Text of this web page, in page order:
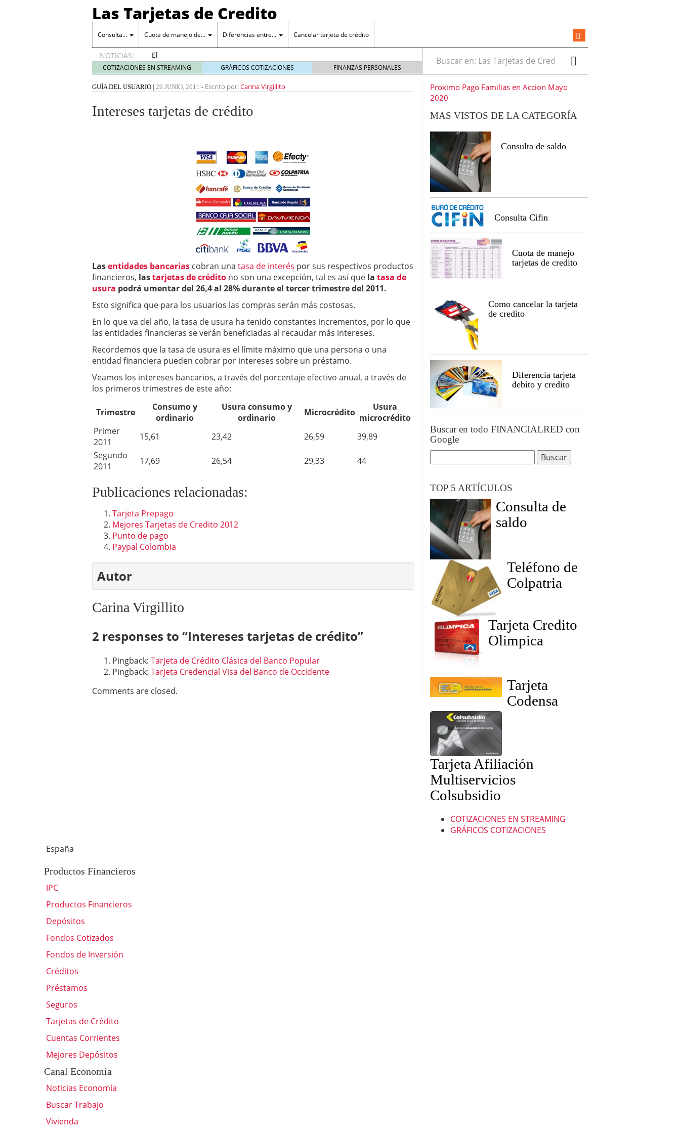
Las Tarjetas de Credito
Consulta… Cuota de manejo de… Diferencias entre… Cancelar tarjeta de crédito
NOTICIAS:
El
máster
en
marketing
digital y
impacto
El máster en marketing digital y su impacto en los servicios RPO: la
revolución en la contratación 16 septiembre 2025
Gestoría de Extranjería en Madrid: Facilitando Trámites para Extranjeros
conversiones en redes sociales 18 marzo 2024
Colbet: La mejor casa de apuestas de Colombia 24 enero 2024
COTIZACIONES EN STREAMING GRÁFICOS COTIZACIONES FINANZAS PERSONALES
Buscar en:
GUÍA DEL USUARIO | 29 JUNIO, 2011 - Escrito por:Carina Virgillito
Intereses tarjetas de crédito
Lasentidades bancarias cobran una tasa de interés por sus respectivos productos
financieros, lastarjetas de crédito no son una excepción, tal es así que la tasa de
usura podrá umentar del 26,4 al 28% durante el tercer trimestre del 2011.
Esto significa que para los usuarios las compras serán más costosas.
En lo que va del año, la tasa de usura ha tenido constantes incrementos, por lo que
las entidades financieras se verán beneficiadas al recaudar más intereses.
Recordemos que la tasa de usura es el límite máximo que una persona o una
entidad financiera pueden cobrar por intereses sobre un préstamo.
Veamos los intereses bancarios, a través del porcentaje efectivo anual, a través de
los primeros trimestres de este año:
Trimestre
Consumo y
ordinario
Usura consumo y
ordinario
Microcrédito
Usura
microcrédito
Primer
2011
15,61 23,42 26,59
39,89
Segundo
2011
17,69 26,54 29,33 44
Publicaciones relacionadas:
Tarjeta Prepago
Mejores Tarjetas de Credito 2012
Punto de pago
Paypal Colombia
Autor
Carina Virgillito
2 responses to “Intereses tarjetas de crédito”
Pingback: Tarjeta de Crédito Clásica del Banco Popular
Pingback: Tarjeta Credencial Visa del Banco de Occidente
Comments are closed.
Proximo Pago Familias en Accion Mayo
2020
MAS VISTOS DE LA CATEGORÍA
Consulta de saldo
Consulta Cifin
Cuota de manejo
tarjetas de credito
Como cancelar la tarjeta
de credito
Diferencia tarjeta
debito y credito
Buscar en todo FINANCIALRED con
Google
TOP 5 ARTÍCULOS
Consulta de
saldo
Teléfono de
Colpatria
Tarjeta Credito
Tarjeta
Codensa
Tarjeta Afiliación
Multiservicios
Colsubsidio
COTIZACIONES EN STREAMING
GRÁFICOS COTIZACIONES
España
Productos Financieros
IPC
Productos Financieros
Depósitos
Fondos Cotizados
Fondos de Inversión
Créditos
Préstamos
Seguros
Tarjetas de Crédito
Cuentas Corrientes
Mejores Depósitos
Canal Economía
Noticias Economía
Buscar Trabajo
Vivienda